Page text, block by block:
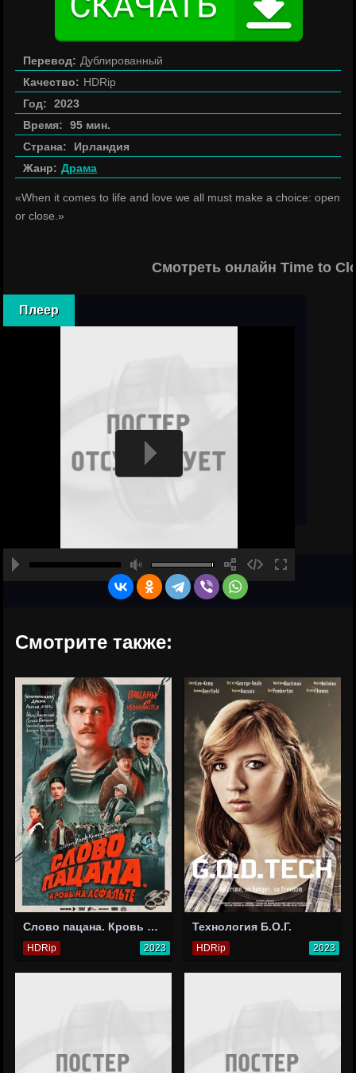
Перевод: Дублированный
Качество: HDRip
Год:
2023
Время:
95 мин.
Страна:
Ирландия
Жанр: Драма
«When it comes to life and love we all must make a choice: open
or close.»
Смотреть онлайн Time to
Плеер
Смотрите также:
Слово пацана. Кровь на асфальте
HDRip 2023
Технология Б.О.Г.
HDRip 2023